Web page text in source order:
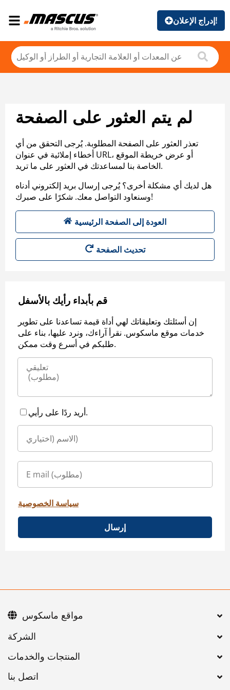
إدراج الإعلان!
لم يتم العثور على الصفحة
تعذر العثور على الصفحة المطلوبة. يُرجى التحقق من أي
أخطاء إملائية في عنوان URL، أو عرض خريطة الموقع
الخاصة بنا لمساعدتك في العثور على ما تريد.
هل لديك أي مشكلة أخرى؟ يُرجى إرسال بريد إلكتروني أدناه
وسنعاود التواصل معك. شكرًا على صبرك!
العودة إلى الصفحة الرئيسية
تحديث الصفحة
قم بأبداء رأيك بالأسفل
إن أسئلتك وتعليقاتك لهي أداة قيمة تساعدنا على تطوير
خدمات موقع ماسكوس. نقرأ آراءك، ونرد عليها، بناء على
طلبكم في أسرع وقت ممكن.
أريد ردًا على رأيي.
سياسة الخصوصية
إرسال
اتصل بنا
مواقع ماسكوس